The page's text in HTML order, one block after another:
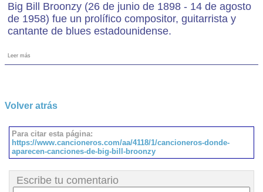
Big Bill Broonzy (26 de junio de 1898 - 14 de agosto
de 1958) fue un prolífico compositor, guitarrista y
cantante de blues estadounidense.
Leer más
Volver atrás
Para citar esta página:
https://www.cancioneros.com/aa/4118/1/cancioneros-donde-
aparecen-canciones-de-big-bill-broonzy
Escribe tu comentario